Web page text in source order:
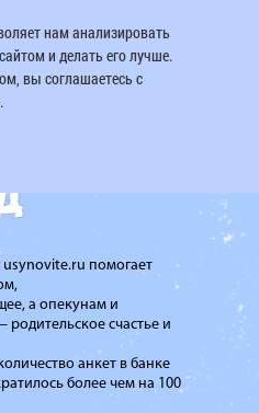
usynovite.ru помогает
а опекунам и
счастье и
анкет в банке
более чем на 100
нам анализировать
и делать его лучше.
вы соглашаетесь с